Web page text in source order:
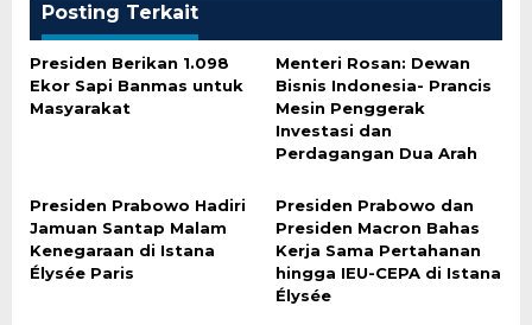
Posting Terkait
Presiden Berikan 1.098
Ekor Sapi Banmas untuk
Masyarakat
Menteri Rosan: Dewan
Bisnis Indonesia- Prancis
Mesin Penggerak
Investasi dan
Perdagangan Dua Arah
Presiden Prabowo Hadiri
Jamuan Santap Malam
Kenegaraan di Istana
Élysée Paris
Presiden Prabowo dan
Presiden Macron Bahas
Kerja Sama Pertahanan
hingga IEU-CEPA di Istana
Élysée